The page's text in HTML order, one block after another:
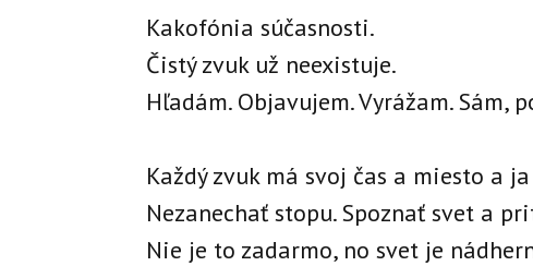
Kakofónia súčasnosti.
Čistý zvuk už neexistuje.
Hľadám. Objavujem. Vyrážam. Sám,
Každý zvuk má svoj čas a miesto a
Nezanechať stopu. Spoznať svet a
Nie je to zadarmo, no svet je